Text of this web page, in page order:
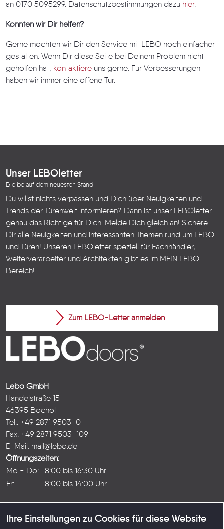
Ihre Einstellungen zu Cookies für diese Website
an 0170 5095299. Datenschutzbestimmungen dazu hier.
Konnten wir Dir helfen?
Gerne möchten wir Dir den Service mit LEBO noch einfacher
gestalten. Wenn Dir diese Seite bei Deinem Problem nicht
geholfen hat, kontaktiere uns gerne. Für Verbesserungen
haben wir immer eine offene Tür.
Unser LEBOletter
Bleibe auf dem neuesten Stand
Du willst nichts verpassen und Dich über Neuigkeiten und
Trends der Türenwelt informieren? Dann ist unser LEBOletter
genau das Richtige für Dich. Melde Dich gleich an! Sichere
Dir alle Neuigkeiten und interessanten Themen rund um LEBO
und Türen! Unseren LEBOletter speziell für Fachhändler,
Weiterverarbeiter und Architekten gibt es im MEIN LEBO
Bereich!
Zum LEBO-Letter anmelden
Lebo GmbH
Händelstraße 15
46395 Bocholt
Tel.: +49 2871 9503-0
Fax: +49 2871 9503-109
E-Mail: mail@lebo.de
Öffnungszeiten:
Mo - Do:
8:00 bis 16:30 Uhr
Fr:
8:00 bis 14:00 Uhr